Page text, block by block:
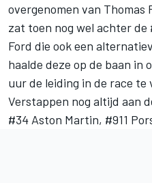
overgenomen van
zat toen nog wel achter
Ford die ook een
haalde deze op de baan in
uur de leiding in de race
Verstappen nog altijd aan
#34 Aston Martin, #911